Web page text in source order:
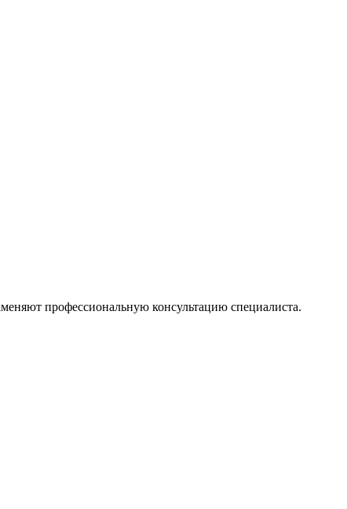
профессиональную консультацию специалиста.